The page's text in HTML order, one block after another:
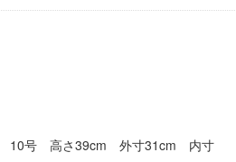
10号 高さ39cm 外寸31cm 内寸